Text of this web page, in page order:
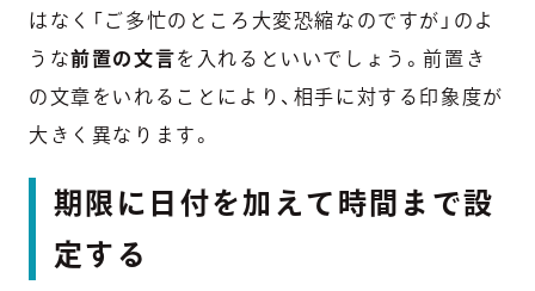
はなく
「ご多忙のところ大変恐縮なのですが」 のよ
うな前置の文言を入れるといいでしょう。前置き
の文章をいれることにより、相手に対する 印象度が
大きく異なります。
期限に日付を加えて時間まで設
定する